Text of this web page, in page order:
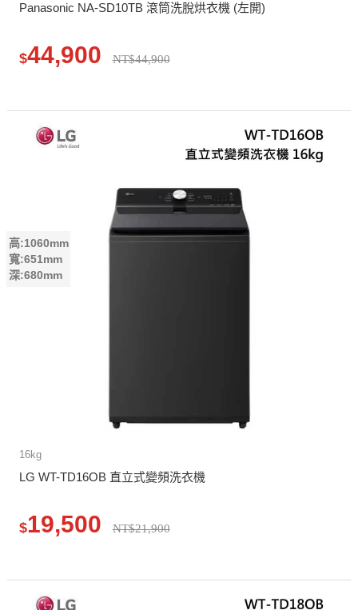
Panasonic NA-SD10TB 滾筒洗脫烘衣機 (左開)
$44,900 NT$44,900
高:1060mm
寬:651mm
深:680mm
16kg
LG WT-TD16OB 直立式變頻洗衣機
$19,500 NT$21,900